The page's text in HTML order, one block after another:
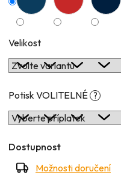
Velikost
Potisk VOLITELNÉ ?
Dostupnost
Možnosti doručení